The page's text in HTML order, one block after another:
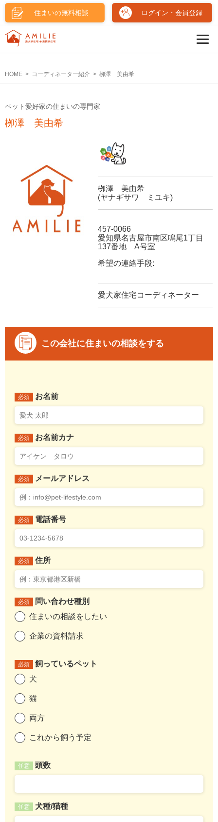
住まいの無料相談 ログイン・会員登録
HOME コーディネーター紹介 栁澤 美由希
ペット愛好家の住まいの専門家
栁澤 美由希
栁澤 美由希
(ヤナギサワ ミユキ)
457-0066
愛知県名古屋市南区鳴尾1丁目
137番地 A号室
希望の連絡手段:
愛犬家住宅コーディネーター
この会社に住まいの相談をする
必須 お名前
必須 お名前カナ
必須 メールアドレス
必須 電話番号
必須 住所
必須
問い合わせ種別
住まいの相談をしたい
企業の資料請求
必須
飼っているペット
犬
猫
両方
これから飼う予定
任意 頭数
任意 犬種/猫種